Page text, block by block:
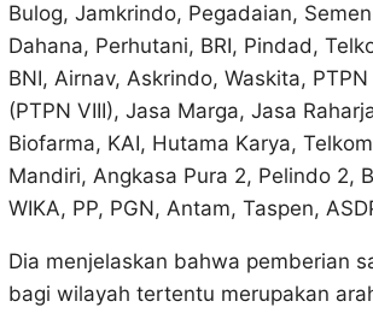
Bulog, Jamkrindo, Pegadaian,
Dahana, Perhutani, BRI, Pindad,
BNI, Airnav, Askrindo, Waskita,
(PTPN VIII), Jasa Marga, Jasa
Biofarma, KAI, Hutama Karya,
Mandiri, Angkasa Pura 2, Pelindo 2,
WIKA, PP, PGN, Antam, Taspen,
Dia menjelaskan bahwa pemberian
bagi wilayah tertentu merupakan